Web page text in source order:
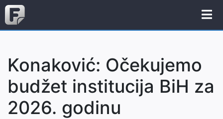
Konaković: Očekujemo
budžet institucija BiH za
2026. godinu